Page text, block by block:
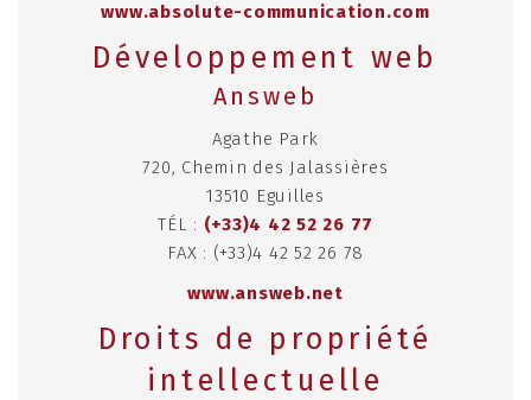
www.absolute-communication.com
Développement web
Answeb
Agathe Park
720, Chemin des Jalassières
13510 Eguilles
TÉL : (+33)4 42 52 26 77
FAX : (+33)4 42 52 26 78
www.answeb.net
Droits de propriété
intellectuelle